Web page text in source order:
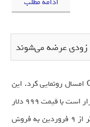
شرکت ال‌جی از نمایشگر ۳۲UD99 در نمایشگاه CES امسال رونمایی کرد. این
نمایشگر ۳۲ اینچی، کیفیت صفحه نمایش ۴k دارد و قرار است با قیمت ۹۹۹ دلار
به بازار عرضه شود. گفته می‌شود، احتمالا این نمایشگر از ۹ فروردین به فروش